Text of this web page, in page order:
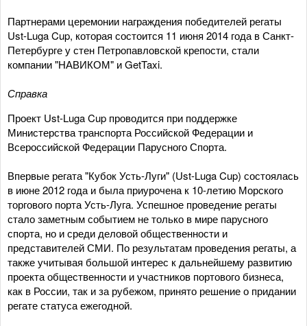
Партнерами церемонии награждения победителей регаты
Ust-Luga Cup, которая состоится 11 июня 2014 года в Санкт-
Петербурге у стен Петропавловской крепости, стали
компании "НАВИКОМ" и GetTaxi.
Справка
Проект Ust-Luga Cup проводится при поддержке
Министерства транспорта Российской Федерации и
Всероссийской Федерации Парусного Спорта.
Впервые регата "Кубок Усть-Луги" (Ust-Luga Cup) состоялась
в июне 2012 года и была приурочена к 10-летию Морского
торгового порта Усть-Луга. Успешное проведение регаты
стало заметным событием не только в мире парусного
спорта, но и среди деловой общественности и
представителей СМИ. По результатам проведения регаты, а
также учитывая большой интерес к дальнейшему развитию
проекта общественности и участников портового бизнеса,
как в России, так и за рубежом, принято решение о придании
регате статуса ежегодной.